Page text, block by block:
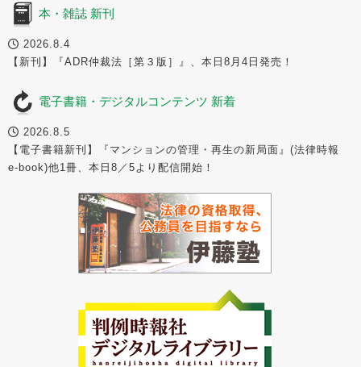
本・雑誌 新刊
2026.8.4
【新刊】『ADR仲裁法［第３版］』、本日8月4日発売！
電子書籍・デジタルコンテンツ 新着
2026.8.5
【電子書籍新刊】『マンションの管理・再生の新局面』(法律時報
e-book)他1冊、本日8／5より配信開始！